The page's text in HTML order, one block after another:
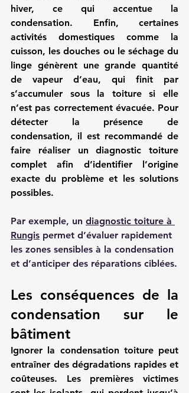
hiver, ce qui accentue la
condensation. Enfin, certaines
activités domestiques comme la
cuisson, les douches ou le séchage du
linge génèrent une grande quantité
de vapeur d’eau, qui finit par
s’accumuler sous la toiture si elle
n’est pas correctement évacuée. Pour
détecter la présence de
condensation, il est recommandé de
faire réaliser un diagnostic toiture
complet afin d’identifier l’origine
exacte du problème et les solutions
possibles.
Par exemple, un diagnostic toiture à
Rungis permet d’évaluer rapidement
les zones sensibles à la condensation
et d’anticiper des réparations ciblées.
Les conséquences de la
condensation sur le
bâtiment
Ignorer la condensation toiture peut
entraîner des dégradations rapides et
coûteuses. Les premières victimes